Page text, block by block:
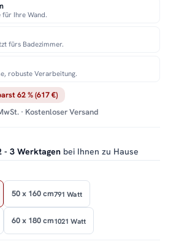
62 % (617 €)
· Kostenloser Versand
- 3 Werktagen bei Ihnen zu Hause
für Ihre Wand.
fürs Badezimmer.
robuste Verarbeitung.
50 x 160 cm791 Watt
60 x 180 cm1021 Watt